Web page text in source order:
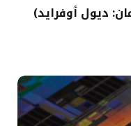
ديول أوفرايد)